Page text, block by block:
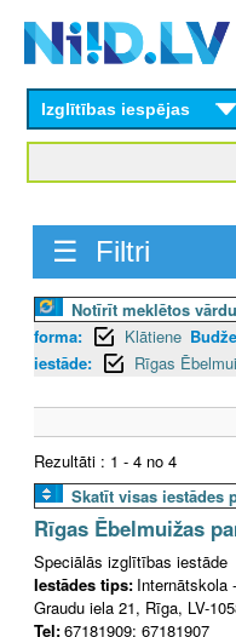
content
Izglītības iespējas
☰ Filtri
Notīrīt meklētos
forma:
Klātiene
iestāde:
Rīgas
Rezultāti : 1 - 4 no 4
Skatīt visas iestādes
Rīgas Ēbelmuižas
Speciālās izglītības iestāde
Iestādes tips: Internātskola
Graudu iela 21, Rīga, LV-
Tel:67181909; 67181907